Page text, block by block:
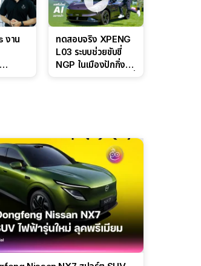
งาน
ะ
ชัน
ทดสอบจริง XPENG
L03 ระบบช่วยขับขี่
NGP ในเมืองปักกิ่ง